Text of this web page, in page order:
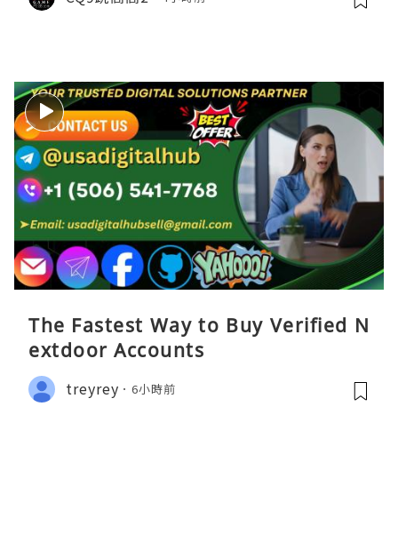
The Fastest Way to Buy Verified N
extdoor Accounts
treyrey 6小時前